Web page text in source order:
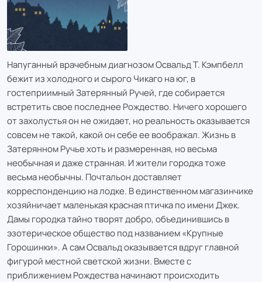
Напуганный врачебным диагнозом Освальд Т. Кэмпбелл
бежит из холодного и сырого Чикаго на юг, в
гостеприимный Затерянный Ручей, где собирается
встретить свое последнее Рождество. Ничего хорошего
от захолустья он не ожидает, но реальность оказывается
совсем не такой, какой он себе ее воображал. Жизнь в
Затерянном Ручье хоть и размеренная, но весьма
необычная и даже странная. И жители городка тоже
весьма необычны. Почтальон доставляет
корреспонденцию на лодке. В единственном магазинчике
хозяйничает маленькая красная птичка по имени Джек.
Дамы городка тайно творят добро, объединившись в
эзотерическое общество под названием «Крупные
Горошинки». А сам Освальд оказывается вдруг главной
фигурой местной светской жизни. Вместе с
приближением Рождества начинают происходить